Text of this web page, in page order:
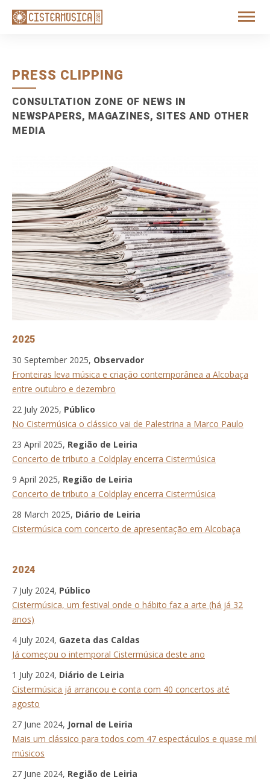
PRESS CLIPPING
CONSULTATION ZONE OF NEWS IN
NEWSPAPERS, MAGAZINES, SITES AND OTHER
MEDIA
2025
30 September 2025, Observador
Fronteiras leva música e criação contemporânea a Alcobaça
entre outubro e dezembro
22 July 2025, Público
No Cistermúsica o clássico vai de Palestrina a Marco Paulo
23 April 2025, Região de Leiria
Concerto de tributo a Coldplay encerra Cistermúsica
9 April 2025, Região de Leiria
Concerto de tributo a Coldplay encerra Cistermúsica
28 March 2025, Diário de Leiria
Cistermúsica com concerto de apresentação em Alcobaça
2024
7 July 2024, Público
Cistermúsica, um festival onde o hábito faz a arte (há já 32
anos)
4 July 2024, Gazeta das Caldas
Já começou o intemporal Cistermúsica deste ano
1 July 2024, Diário de Leiria
Cistermúsica já arrancou e conta com 40 concertos até
agosto
27 June 2024, Jornal de Leiria
Mais um clássico para todos com 47 espectáculos e quase mil
músicos
27 June 2024, Região de Leiria